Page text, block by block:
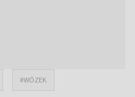
#WÓZEK